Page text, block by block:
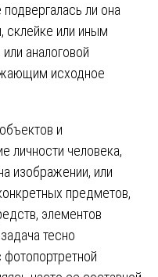
подвергалась ли она
склейке или иным
аналоговой
исходное
и
личности человека,
изображении, или
предметов,
элементов
тесно
фотопортретной